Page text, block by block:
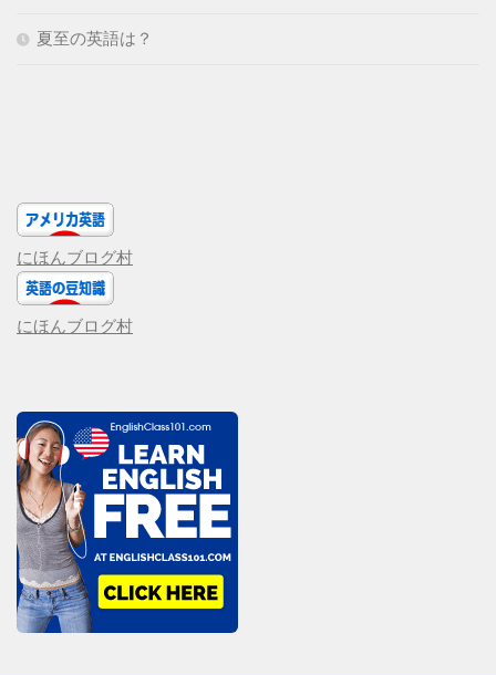
夏至の英語は？
にほんブログ村
にほんブログ村